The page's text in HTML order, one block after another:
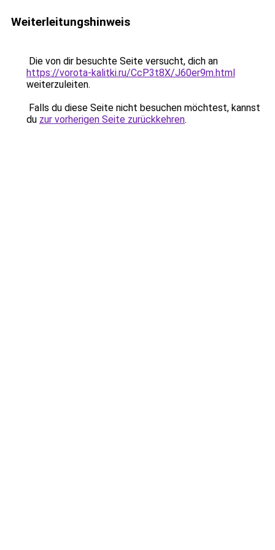
Weiterleitungshinweis
Die von dir besuchte Seite versucht, dich an
https://vorota-kalitki.ru/CcP3t8X/J60er9m.html
weiterzuleiten.
Falls du diese Seite nicht besuchen möchtest, kannst
du zur vorherigen Seite zurückkehren.